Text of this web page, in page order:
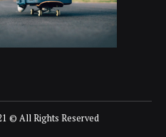
© All Rights Reserved